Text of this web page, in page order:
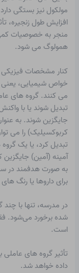
مولکول نیز بستگی
افزایش طول زنجیره،
منجر به خصوصیات
همولوگ می شود.
کنار مشخصات فیزیکی
خواص شیمیایی، یعنی
می کنند. گروه های
تبدیل شوند یا با
جایگزین شوند. به
کربوکسیلیک) را می
تبدیل کرد، یا یک
آمینه (آمین) جایگزین
به صورت هدفمند در
برای داروها یا رنگ
در مدرسه، تنها با چند
شده برخورد می‌شود.
است.
تأثیر گروه های عاملی
داده خواهد شد.